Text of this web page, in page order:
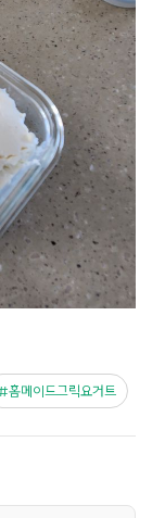
홈메이드그릭요거트